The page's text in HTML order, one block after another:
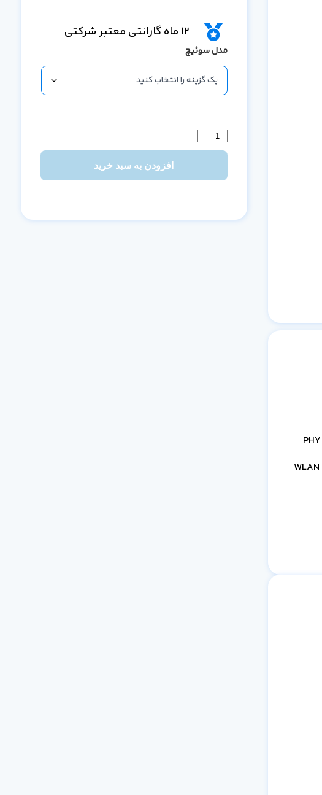
قیمت اکسس پوینت یوبیکیوتی UAP Flex HD با مشخصات Wi-Fi 5 standard، تکنولوژی 4×4 MU-MIMO و حداکثر PHY
تومان می‌باشد، که این اکسس پوینت unifi اختصاصاً برای شبکه‌های WLAN
12 ماه گارانتی معتبر شرکتی
مدل سوئیچ
افزودن به سبد خرید